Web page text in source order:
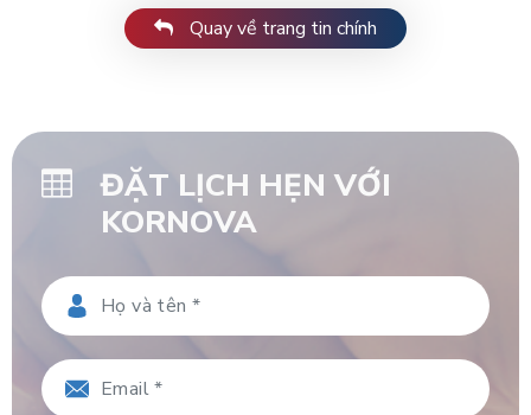
Quay về trang tin chính
ĐẶT LỊCH HẸN VỚI
KORNOVA